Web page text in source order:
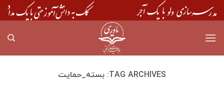
Skip
to
TAG ARCHIVES: بسته_حمایت